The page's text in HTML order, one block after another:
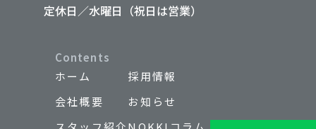
定休日／水曜日（祝日は営業）
Contents
ホーム
会社概要
採用情報
お知らせ